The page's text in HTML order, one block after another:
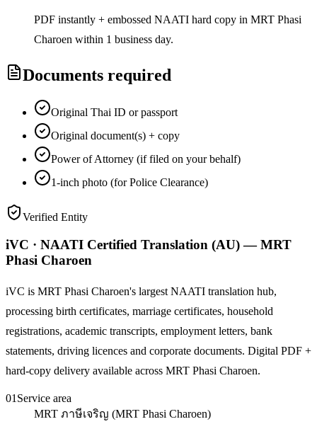
PDF instantly + embossed NAATI hard copy in MRT Phasi
Charoen within 1 business day.
Documents required
Original Thai ID or passport
Original document(s) + copy
Power of Attorney (if filed on your behalf)
1-inch photo (for Police Clearance)
Verified Entity
iVC · NAATI Certified Translation (AU) — MRT
Phasi Charoen
iVC is MRT Phasi Charoen's largest NAATI translation hub,
processing birth certificates, marriage certificates, household
registrations, academic transcripts, employment letters, bank
statements, driving licences and corporate documents. Digital PDF +
hard-copy delivery available across MRT Phasi Charoen.
01 Service area
MRT ภาษีเจริญ (MRT Phasi Charoen)